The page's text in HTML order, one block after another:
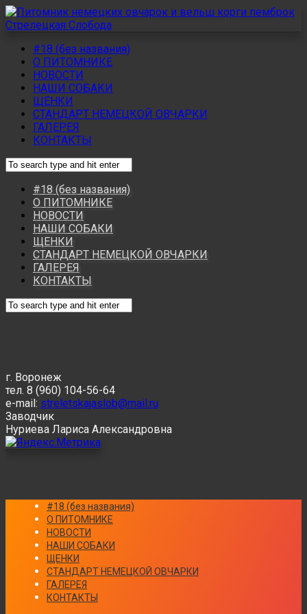
#18 (без названия)
О ПИТОМНИКЕ
НОВОСТИ
НАШИ СОБАКИ
ЩЕНКИ
СТАНДАРТ НЕМЕЦКОЙ ОВЧАРКИ
ГАЛЕРЕЯ
КОНТАКТЫ
#18 (без названия)
О ПИТОМНИКЕ
НОВОСТИ
НАШИ СОБАКИ
ЩЕНКИ
СТАНДАРТ НЕМЕЦКОЙ ОВЧАРКИ
ГАЛЕРЕЯ
КОНТАКТЫ
г. Воронеж
тел. 8 (960) 104-56-64
e-mail: streletskajaslob@mail.ru
Заводчик
Нуриева Лариса Александровна
#18 (без названия)
О ПИТОМНИКЕ
НОВОСТИ
НАШИ СОБАКИ
ЩЕНКИ
СТАНДАРТ НЕМЕЦКОЙ ОВЧАРКИ
ГАЛЕРЕЯ
КОНТАКТЫ